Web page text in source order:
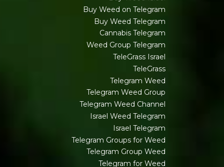
Buy Weed on Telegram
Buy Weed Telegram
Cannabis Telegram
Weed Group Telegram
TeleGrass Israel
TeleGrass
Telegram Weed
Telegram Weed Group
Telegram Weed Channel
Israel Weed Telegram
Israel Telegram
Telegram Groups for Weed
Telegram Group Weed
Telegram for Weed